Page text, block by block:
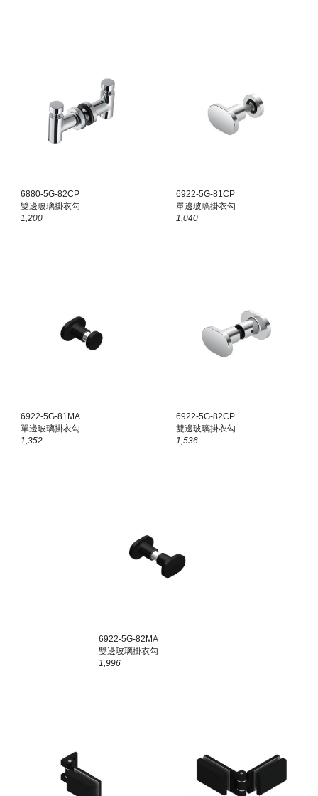
6880-5G-82CP
雙邊玻璃掛衣勾
1,200
6922-5G-81CP
單邊玻璃掛衣勾
1,040
6922-5G-81 MA
單邊玻璃掛衣勾
1,352
6922-5G-82CP
雙邊玻璃掛衣勾
1,536
6922-5G-82MA
雙邊玻璃掛衣勾
1,996